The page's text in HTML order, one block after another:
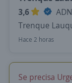
3,6
Trenque
Hace 2 horas
Se precisa